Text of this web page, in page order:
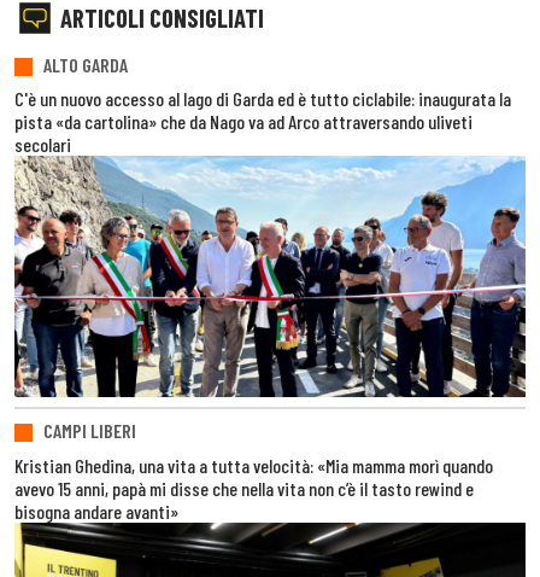
ARTICOLI CONSIGLIATI
ALTO GARDA
C'è un nuovo accesso al lago di Garda ed è tutto ciclabile: inaugurata la
pista «da cartolina» che da Nago va ad Arco attraversando uliveti
secolari
CAMPI LIBERI
Kristian Ghedina, una vita a tutta velocità: «Mia mamma morì quando
avevo 15 anni, papà mi disse che nella vita non c’è il tasto rewind e
bisogna andare avanti»